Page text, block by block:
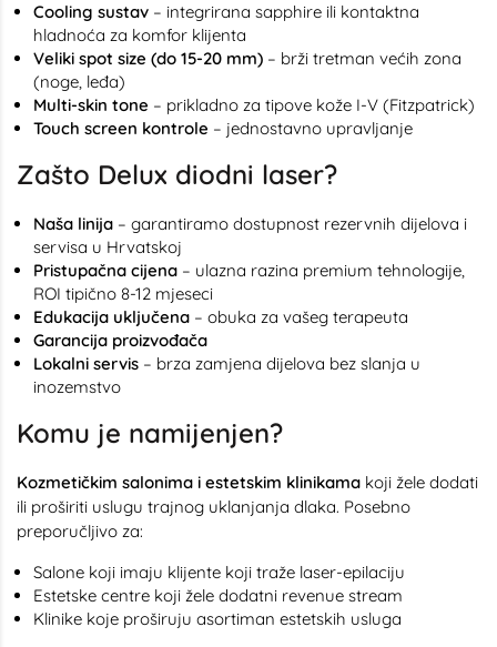
Cooling sustav – integrirana sapphire ili kontaktna
hladnoća za komfor klijenta
Veliki spot size (do 15-20 mm) – brži tretman većih zona
(noge, leđa)
Multi-skin tone – prikladno za tipove kože I-V (Fitzpatrick)
Touch screen kontrole – jednostavno upravljanje
Zašto Delux diodni laser?
Naša linija – garantiramo dostupnost rezervnih dijelova i
servisa u Hrvatskoj
Pristupačna cijena – ulazna razina premium tehnologije,
ROI tipično 8-12 mjeseci
Edukacija uključena – obuka za vašeg terapeuta
Garancija proizvođača
Lokalni servis – brza zamjena dijelova bez slanja u
inozemstvo
Komu je namijenjen?
Kozmetičkim salonima i estetskim klinikama koji žele dodati
ili proširiti uslugu trajnog uklanjanja dlaka. Posebno
preporučljivo za:
Salone koji imaju klijente koji traže laser-epilaciju
Estetske centre koji žele dodatni revenue stream
Klinike koje proširuju asortiman estetskih usluga